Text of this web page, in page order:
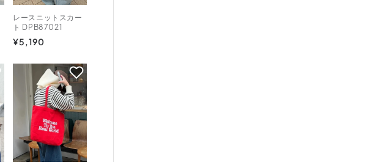
レースニットスカー
ト DPB87021
通
¥5,190